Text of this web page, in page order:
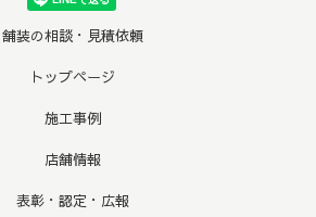
舗装の相談・見積依頼
トップページ
施工事例
店舗情報
表彰・認定・広報